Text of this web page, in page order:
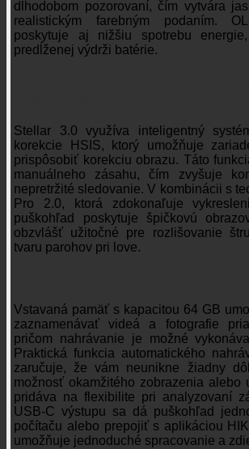
dlhodobom pozorovaní, čím vytvára
realistickým farebným podaním.
poskytuje aj nižšiu spotrebu
predĺženej výdrži batérie.
Stellar 3.0 využíva inteligentný
korekcie HSIS, ktorý umožňuje
prispôsobiť korekciu obrazu. Táto
manuálneho zásahu, čím zvyšuje
nepretržité sledovanie. V kombinácii s
Pro 2.0, ktorá zdokonaľuje
puškohľad poskytuje špičkovú
obzvlášť užitočné pre rozlišovanie
tvaru parohov pri love.
Vstavaná pamäť s kapacitou 64 GB
zaznamenávať videá a fotografie
pričom nahrávanie je možné
Praktická funkcia automatického
zaručuje, že vám neunikne žiadny
možnosť okamžitého zobrazenia alebo
pridáva na flexibilite pri analyzovaní
USB-C výstupu sa dá puškohľad
počítaču alebo prepojiť s aplikáciou
umožňuje jednoduché spracovanie a